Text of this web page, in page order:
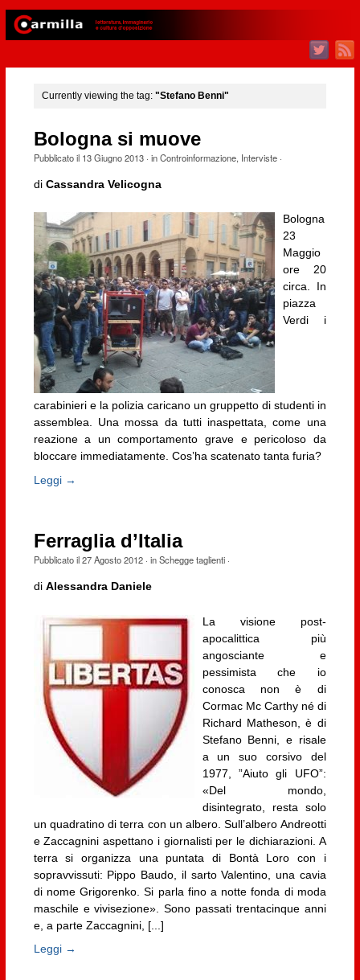
Currently viewing the tag: "Stefano Benni"
Bologna si muove
Pubblicato il 13 Giugno 2013· inControinformazione, Interviste·
diCassandra Velicogna
Bologna
23
Maggio
ore 20
circa. In
piazza
Verdi i
carabinieri e la polizia caricano un gruppetto di studenti in
assemblea. Una mossa da tutti inaspettata, come una
reazione a un comportamento grave e pericoloso da
bloccare immediatamente. Cos’ha scatenato tanta furia?
Leggi →
Ferraglia d’Italia
Pubblicato il27 Agosto 2012· inSchegge taglienti·
di Alessandra Daniele
La visione post-
apocalittica più
angosciante e
pessimista che io
conosca non è di
Cormac Mc Carthy né di
Richard Matheson, è di
Stefano Benni, e risale
a un suo corsivo del
1977, ”Aiuto gli UFO”:
«Del mondo,
disintegrato, resta solo
un quadratino di terra con un albero. Sull’albero Andreotti
e Zaccagnini aspettano i giornalisti per le dichiarazioni. A
terra si organizza una puntata di Bontà Loro con i
sopravvissuti: Pippo Baudo, il sarto Valentino, una cavia
di nome Grigorenko. Si parla fino a notte fonda di moda
maschile e vivisezione». Sono passati trentacinque anni
e, a parte Zaccagnini, [...]
Leggi →